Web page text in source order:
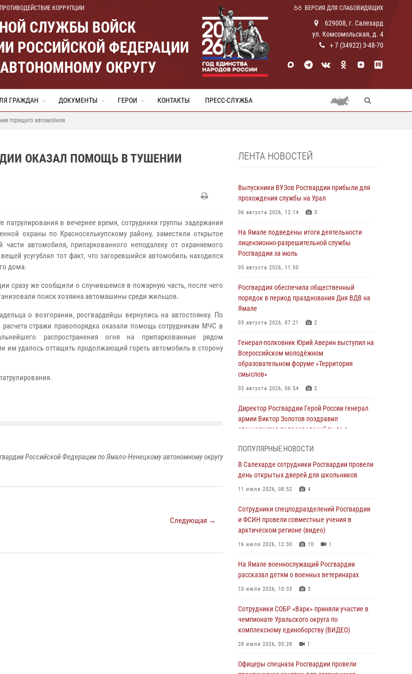
ПРОТИВОДЕЙСТВИЕ КОРРУПЦИИ ВЕРСИЯ ДЛЯ СЛАБОВИДЯЩИХ
СЛУЖБЫ ВОЙСК
РОССИЙСКОЙ ФЕДЕРАЦИИ
ОКРУГУ
629008, г. Салехард
ул. Комсомольская, д. 4
+ 7 (34922) 3-48-70
ГРАЖДАН ДОКУМЕНТЫ ГЕРОИ КОНТАКТЫ ПРЕСС-СЛУЖБА
горящего автомобиля
ОКАЗАЛ ПОМОЩЬ В ТУШЕНИИ
патрулирования в вечернее время, сотрудники группы задержания
охраны по Красноселькупскому району, заместили открытое
части автомобиля, припаркованного неподалеку от охраняемого
усугублял тот факт, что загоревшийся автомобиль находился
дома.
сразу же сообщили о случившемся в пожарную часть, после чего
поиск хозяина автомашины среди жильцов.
о возгорании, росгвардейцы вернулись на автостоянку. По
стражи правопорядка оказали помощь сотрудникам МЧС в
распространения огня на припаркованные рядом
им удалось оттащить продолжающий гореть автомобиль в сторону
Российской Федерации по Ямало-Ненецкому автономному округу
Следующая →
ЛЕНТА НОВОСТЕЙ
Выпускники ВУЗов Росгвардии прибыли для
прохождения службы на Урал
06 августа 2026, 12:14 3
На Ямале подведены итоги деятельности
лицензионно-разрешительной службы
Росгвардии за июль
05 августа 2026, 11:50
Росгвардия обеспечила общественный
порядок в период празднования Дня ВДВ на
Ямале
03 августа 2026, 07:21 2
Генерал-полковник Юрий Аверин выступил на
Всероссийском молодёжном
образовательном форуме «Территория
смыслов»
03 августа 2026, 06:54 2
Директор Росгвардии Герой России генерал
армии Виктор Золотов поздравил
специалистов подразделений тыла с
Сотрудники СОБР «Варк» повышают боевое
Офицеры спецназа Росгвардии провели
практическое занятие для сотрудников
прокуратуры на Ямале
В Уральском округе Росгвардии состоялось
заседание оперативного штаба
Сотрудники СОБР «Варк» приняли участие в
чемпионате Уральского округа по
ПОПУЛЯРНЫЕ НОВОСТИ
В Салехарде сотрудники Росгвардии провели
день открытых дверей для школьников
11 июля 2026, 08:52 4
Сотрудники спецподразделений Росгвардии
и ФСИН провели совместные учения в
арктическом регионе (видео)
16 июля 2026, 12:30 10 1
На Ямале военнослужащий Росгвардии
рассказал детям о военных ветеринарах
10 июля 2026, 10:33 3
Сотрудники СОБР «Варк» приняли участие в
чемпионате Уральского округа по
комплексному единоборству (ВИДЕО)
28 июля 2026, 05:28 1
Офицеры спецназа Росгвардии провели